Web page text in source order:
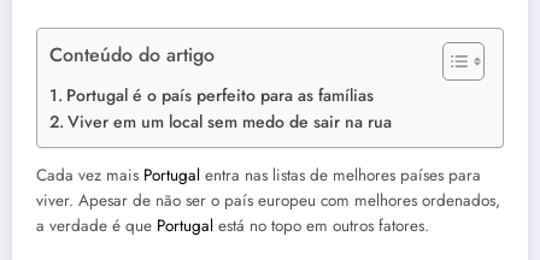
Conteúdo do artigo
Portugal é o país perfeito para as famílias
Viver em um local sem medo de sair na rua
Cada vez mais Portugal entra nas listas de melhores países para
viver. Apesar de não ser o país europeu com melhores ordenados,
a verdade é que Portugal está no topo em outros fatores.